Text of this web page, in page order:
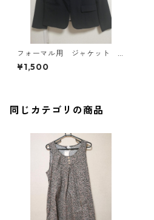
フォーマル用 ジャケット L
ネイビー MAA-2790
¥1,500
同じカテゴリの商品